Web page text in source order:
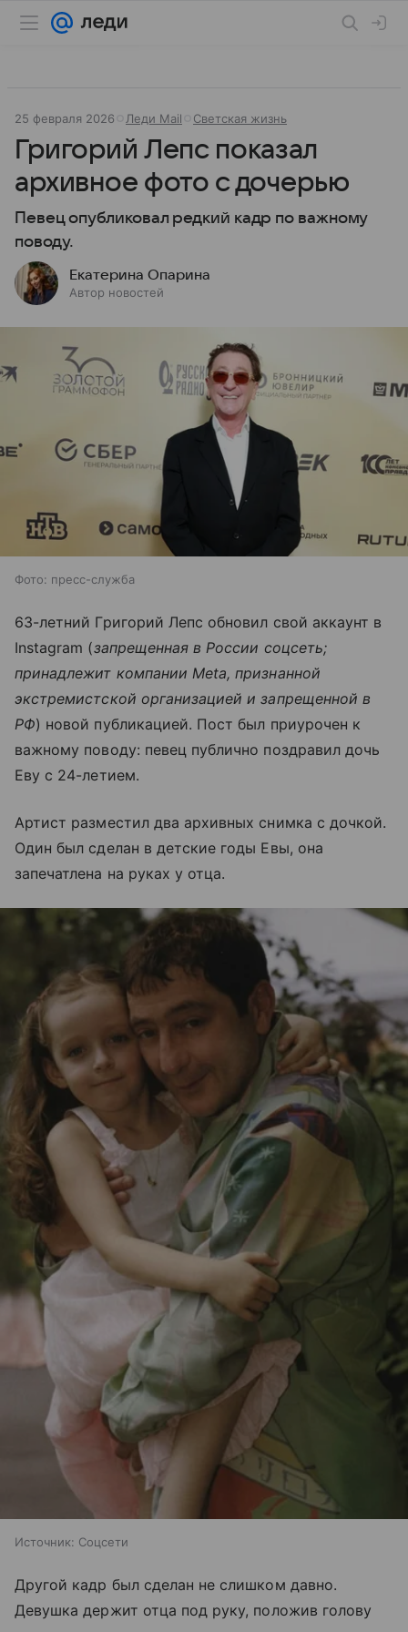
25 февраля 2026 Леди Mail Светская жизнь
Григорий Лепс показал
архивное фото с дочерью
Певец опубликовал редкий кадр по важному
поводу.
Екатерина Опарина
Автор новостей
Фото: пресс-служба
63-летний Григорий Лепс обновил свой аккаунт в
Instagram (запрещенная в России соцсеть;
принадлежит компании Meta, признанной
экстремистской организацией и запрещенной в
РФ) новой публикацией. Пост был приурочен к
важному поводу: певец публично поздравил дочь
Еву с 24-летием.
Артист разместил два архивных снимка с дочкой.
Один был сделан в детские годы Евы, она
запечатлена на руках у отца.
Источник: Соцсети
Другой кадр был сделан не слишком давно.
Девушка держит отца под руку, положив голову